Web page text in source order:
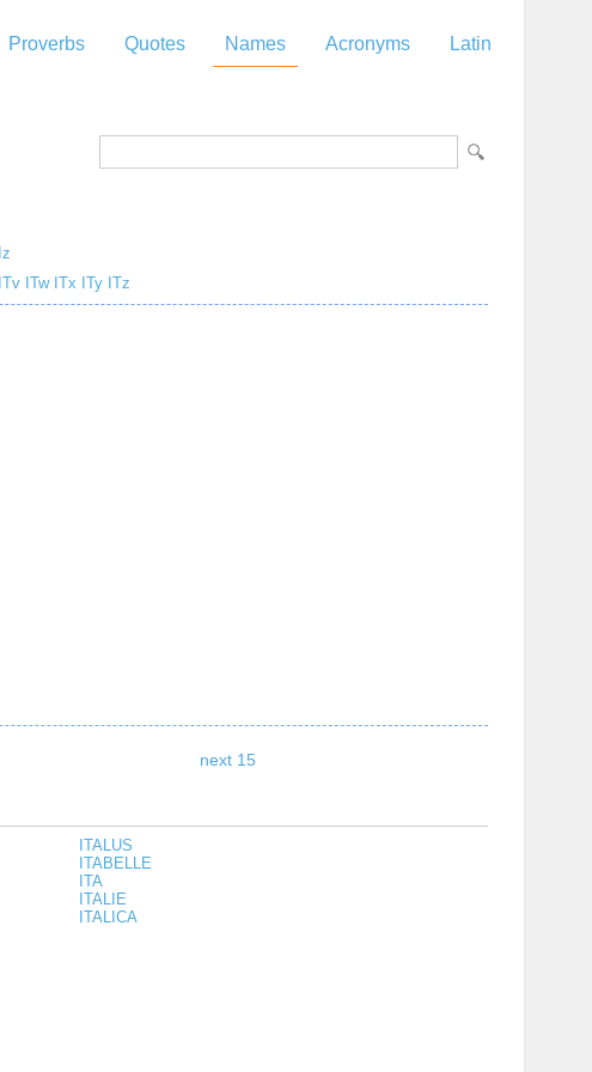
Proverbs Quotes Names Acronyms Latin
Iz
ITv ITwITx ITy ITz
next 15
ITALUS
ITABELLE
ITA
ITALIE
ITALICA